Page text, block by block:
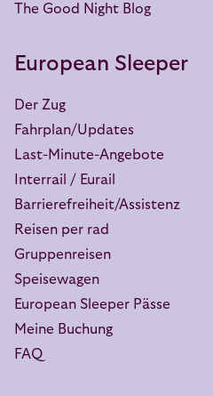
The Good Night Blog
European Sleeper
Der Zug
Fahrplan/Updates
Last-Minute-Angebote
Interrail / Eurail
Barrierefreiheit/Assistenz
Reisen per rad
Gruppenreisen
Speisewagen
European Sleeper Pässe
Meine Buchung
FAQ